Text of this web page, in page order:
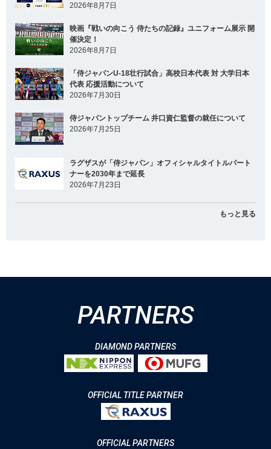
2026年8月7日
映画『戦いの向こう 侍たちの記録』ユニフォーム展示 開
催決定！
2026年8月7日
「侍ジャパンU-18壮行試合」高校日本代表 対 大学日本
代表 応援活動について
2026年7月30日
侍ジャパントップチーム 井口資仁監督の就任について
2026年7月25日
ラグザスが「侍ジャパン」オフィシャルタイトルパート
ナーを2030年まで延長
2026年7月23日
もっと見る
PARTNERS
DIAMOND PARTNERS
OFFICIAL TITLE PARTNER
OFFICIAL PARTNERS